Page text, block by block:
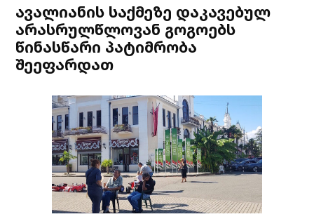
ავალიანის საქმეზე დაკავებულ
არასრულწლოვან გოგოებს
წინასწარი პატიმრობა
შეეფარდათ